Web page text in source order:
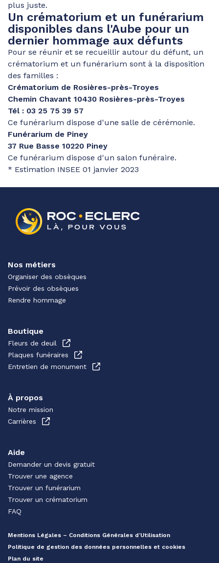
plus juste.
Un crématorium et un funérarium
disponibles dans l'Aube pour un
dernier hommage aux défunts
Pour se réunir et se recueillir autour du défunt, un
crématorium et un funérarium sont à la disposition
des familles :
Crématorium de Rosières-près-Troyes
Chemin Chavant 10430 Rosières-près-Troyes
Tél : 03 25 75 39 57
Ce funérarium dispose d'une salle de cérémonie.
Funérarium de Piney
37 Rue Basse 10220 Piney
Ce funérarium dispose d'un salon funéraire.
* Estimation INSEE 01 janvier 2023
Nos métiers
Organiser des obsèques
Prévoir des obsèques
Rendre hommage
Boutique
Fleurs de deuil
Plaques funéraires
Entretien de monument
À propos
Notre mission
Carrières
Aide
Demander un devis gratuit
Trouver une agence
Trouver un funérarium
Trouver un crématorium
FAQ
Mentions Légales – Conditions Générales d’Utilisation
Politique de gestion des données personnelles et cookies
Plan du site